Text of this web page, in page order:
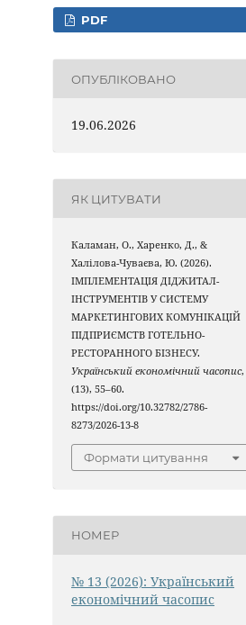
PDF
ОПУБЛІКОВАНО
19.06.2026
ЯК ЦИТУВАТИ
Каламан, О., Харенко, Д., &
Халілова-Чуваєва, Ю. (2026).
ІМПЛЕМЕНТАЦІЯ ДІДЖИТАЛ-
ІНСТРУМЕНТІВ У СИСТЕМУ
МАРКЕТИНГОВИХ КОМУНІКАЦІЙ
ПІДПРИЄМСТВ ГОТЕЛЬНО-
РЕСТОРАННОГО БІЗНЕСУ.
Український економічний часопис,
(13), 55–60.
https://doi.org/10.32782/2786-
8273/2026-13-8
Формати цитування
НОМЕР
№ 13 (2026): Український
економічний часопис